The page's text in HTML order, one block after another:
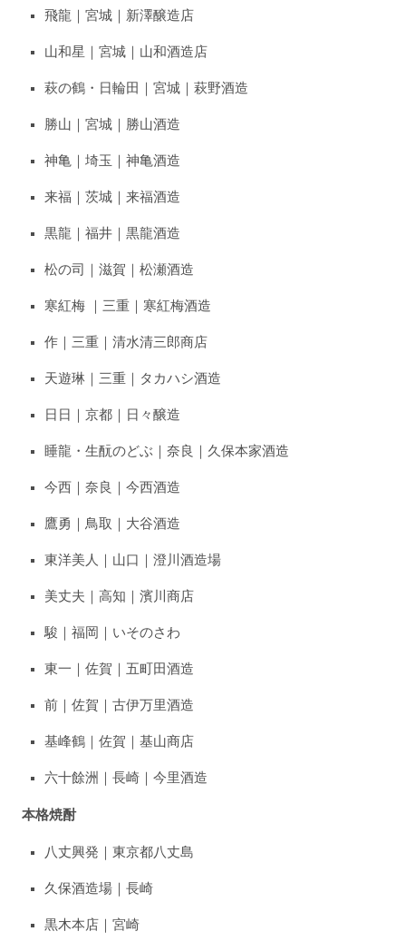
飛龍｜宮城｜新澤醸造店
山和星｜宮城｜山和酒造店
萩の鶴・日輪田｜宮城｜萩野酒造
勝山｜宮城｜勝山酒造
神亀｜埼玉｜神亀酒造
来福｜茨城｜来福酒造
黒龍｜福井｜黒龍酒造
松の司｜滋賀｜松瀬酒造
寒紅梅 ｜三重｜寒紅梅酒造
作｜三重｜清水清三郎商店
天遊琳｜三重｜タカハシ酒造
日日｜京都｜日々醸造
睡龍・生酛のどぶ｜奈良｜久保本家酒造
今西｜奈良｜今西酒造
鷹勇｜鳥取｜大谷酒造
東洋美人｜山口｜澄川酒造場
美丈夫｜高知｜濱川商店
駿｜福岡｜いそのさわ
東一｜佐賀｜五町田酒造
前｜佐賀｜古伊万里酒造
基峰鶴｜佐賀｜基山商店
六十餘洲｜長崎｜今里酒造
本格焼酎
八丈興発｜東京都八丈島
久保酒造場｜長崎
黒木本店｜宮崎